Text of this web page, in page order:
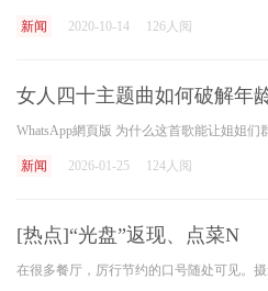
新闻 2020-10-14 126人阅
女人四十主题曲如何破解年
新闻 2026-01-25 124人阅
[热点]“光盘”返现、点菜N